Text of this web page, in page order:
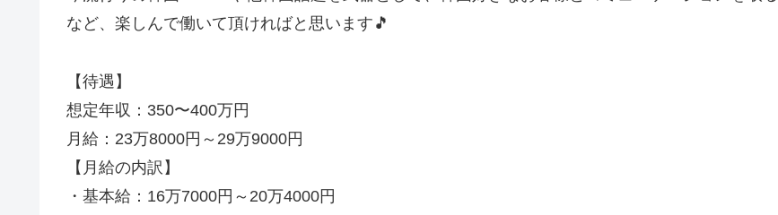
など、楽しんで働いて頂ければと思います🎵
【待遇】
想定年収：350〜400万円
月給：23万8000円～29万9000円
【月給の内訳】
・基本給：16万7000円～20万4000円